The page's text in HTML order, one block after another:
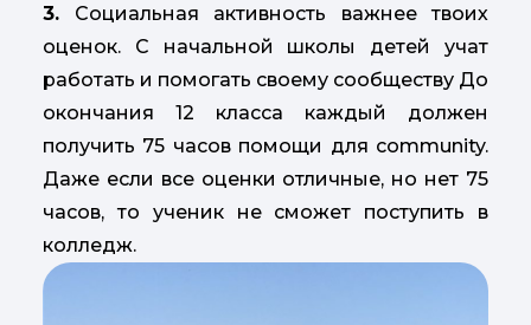
3. Социальная активность важнее твоих
оценок. С начальной школы детей учат
работать и помогать своему сообществу До
окончания 12 класса каждый должен
получить 75 часов помощи для community.
Даже если все оценки отличные, но нет 75
часов, то ученик не сможет поступить в
колледж.